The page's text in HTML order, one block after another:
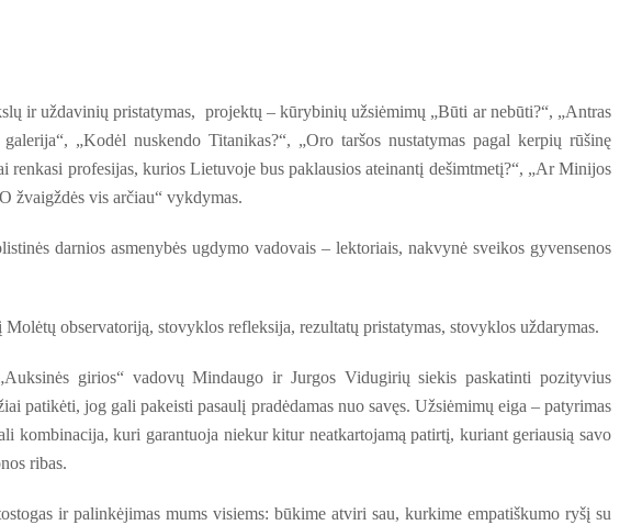
ir uždavinių pristatymas, projektų – kūrybinių užsiėmimų „Būti ar nebūti?“, „Antras
„Kodėl nuskendo Titanikas?“, „Oro taršos nustatymas pagal kerpių rūšinę
renkasi profesijas, kurios Lietuvoje bus paklausios ateinantį dešimtmetį?“, „Ar Minijos
žvaigždės vis arčiau“ vykdymas.
darnios asmenybės ugdymo vadovais – lektoriais, nakvynė sveikos gyvensenos
observatoriją, stovyklos refleksija, rezultatų pristatymas, stovyklos uždarymas.
girios“ vadovų Mindaugo ir Jurgos Vidugirių siekis paskatinti pozityvius
patikėti, jog gali pakeisti pasaulį pradėdamas nuo savęs. Užsiėmimų eiga – patyrimas
kombinacija, kuri garantuoja niekur kitur neatkartojamą patirtį, kuriant geriausią savo
ribas.
ir palinkėjimas mums visiems: būkime atviri sau, kurkime empatiškumo ryšį su